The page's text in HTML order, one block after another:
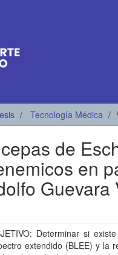
Tecnología Médica
de
en
Guevara
Determinar si
extendido (BLEE) y la